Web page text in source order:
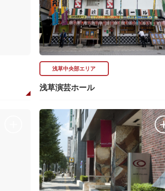
浅草中央部エリア
浅草演芸ホール